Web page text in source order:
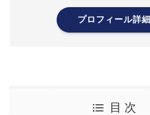
プロフィール詳細
目 次